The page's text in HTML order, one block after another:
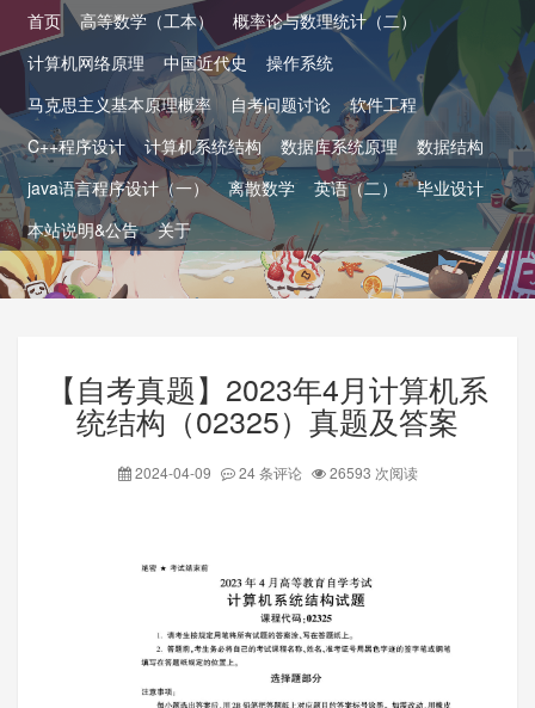
首页 高等数学（工本）
概率论与数理统计（二）
计算机网络原理
中国近代史
操作系统
马克思主义基本原理概率
自考问题讨论
软件工程
C++程序设计
计算机系统结构 数据库系统原理
数据结构
java语言程序设计（一）
离散数学 英语（二）
毕业设计
本站说明&公告
关于
【自考真题】2023年4月计算机系
统结构（02325）真题及答案
2024-04-09 24 条评论 26593 次阅读